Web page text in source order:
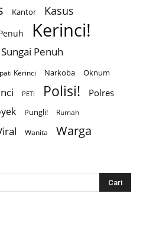
Kantor Kasus
Kerinci!
Penuh
Kerinci Narkoba Oknum
PETI Polisi!
Polres
Pungli! Rumah
Wanita Warga